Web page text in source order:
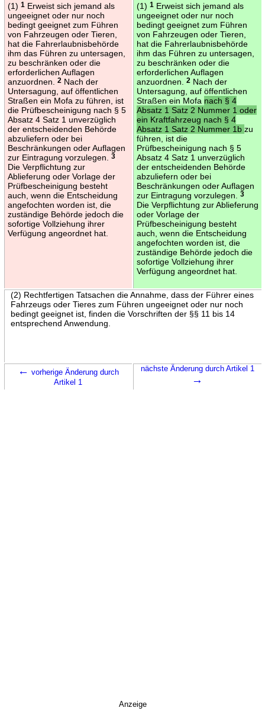
(1) 1Erweist sich jemand als
ungeeignet oder nur noch
bedingt geeignet zum Führen
von Fahrzeugen oder Tieren,
hat die Fahrerlaubnisbehörde
ihm das Führen zu untersagen,
zu beschränken oder die
erforderlichen Auflagen
anzuordnen.
2Nach der
Untersagung, auf öffentlichen
Straßen ein Mofa zu führen, ist
die Prüfbescheinigung nach § 5
Absatz 4 Satz 1 unverzüglich
der entscheidenden Behörde
abzuliefern oder bei
Beschränkungen oder Auflagen
zur Eintragung vorzulegen.
3
Die Verpflichtung zur
Ablieferung oder Vorlage der
Prüfbescheinigung besteht
auch, wenn die Entscheidung
angefochten worden ist, die
zuständige Behörde jedoch die
sofortige Vollziehung ihrer
Verfügung angeordnet hat.
(1) 1Erweist sich jemand als
ungeeignet oder nur noch
bedingt geeignet zum Führen
von Fahrzeugen oder Tieren,
hat die Fahrerlaubnisbehörde
ihm das Führen zu untersagen,
zu beschränken oder die
erforderlichen Auflagen
anzuordnen.
2Nach der
Untersagung, auf öffentlichen
Straßen ein Mofa nach § 4
Absatz 1 Satz 2 Nummer 1 oder
ein Kraftfahrzeug nach § 4
Absatz 1 Satz 2 Nummer 1b zu
führen, ist die
Prüfbescheinigung nach § 5
Absatz 4 Satz 1 unverzüglich
der entscheidenden Behörde
abzuliefern oder bei
Beschränkungen oder Auflagen
zur Eintragung vorzulegen.
3
Die Verpflichtung zur Ablieferung
oder Vorlage der
Prüfbescheinigung besteht
auch, wenn die Entscheidung
angefochten worden ist, die
zuständige Behörde jedoch die
sofortige Vollziehung ihrer
Verfügung angeordnet hat.
(2) Rechtfertigen Tatsachen die Annahme, dass der Führer eines
Fahrzeugs oder Tieres zum Führen ungeeignet oder nur noch
bedingt geeignet ist, finden die Vorschriften der §§ 11 bis 14
entsprechend Anwendung.
← vorherige Änderung durch
Artikel 1
nächste Änderung durch Artikel 1
→
Anzeige